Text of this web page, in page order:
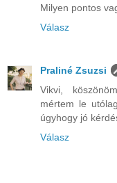
Milyen pontos
Válasz
Praliné Zsuzsi
Vikvi,
mértem le
úgyhogy jó
Válasz